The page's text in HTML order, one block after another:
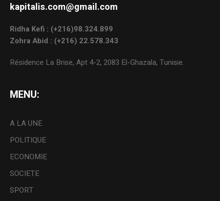
kapitalis.com@gmail.com
Ridha Kefi : (+216)98.324.899
Zohra Abid : (+216) 22.578.343
Résidence La Brise, Apt 4-2, 2083 El-Ghazala, Tunisie.
MENU:
A LA UNE
POLITIQUE
ECONOMIE
SOCIETE
SPORT